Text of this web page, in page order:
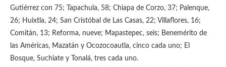
Gutiérrez con 75; Tapachula, 58; Chiapa de Corzo, 37; Palenque,
26; Huixtla, 24; San Cristóbal de Las Casas, 22; Villaflores, 16;
Comitán, 13; Reforma, nueve; Mapastepec, seis; Benemérito de
las Américas, Mazatán y Ocozocoautla, cinco cada uno; El
Bosque, Suchiate y Tonalá, tres cada uno.